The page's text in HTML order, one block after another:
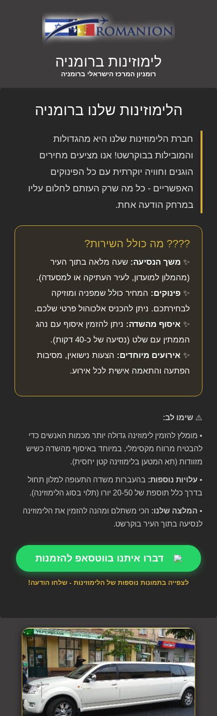
לימוזינות ברומניה
רומניון המרכז הישראלי ברומניה
הלימוזינות שלנו ברומניה
חברת הלימוזינות שלנו היא מהגדולות
והמובילות בבוקרשט! אנו מציעים מחירים
הוגנים וחוויה יוקרתית עם כל הפינוקים
האפשריים - כל מה שרק העזתם לחלום עליו
במרחק הודעה אחת.
???? מה כולל השירות?
✨ משך הנסיעה: שעה מלאה בתוך העיר
(מהמלון למועדון, לעיר העתיקה או למסעדה).
✨ פינוקים: המחיר כולל שמפניה ומוזיקה
לבחירתכם. ניתן להכניס אלכוהול פרטי שלכם.
✨ איסוף מהשדה: ניתן להזמין איסוף עם נהג
הממתין עם שלט (נסיעה של כ-40 דקות).
✨ אירועים מיוחדים: הצעות נישואין, מסיבות
הפתעה והתאמה אישית לכל אירוע.
⚠️ שימו לב:
• מומלץ להזמין לימוזינה גדולה יותר מכמות האנשים כדי
להבטיח מרווח מקסימלי, במיוחד באיסוף מהשדה כשיש
מזוודות (תא המטען בלימוזינה קטן יחסית).
• עלויות נוספות: בהעברות משדה התעופה למלון תחול
בדרך כלל תוספת של 20-50 יורו (תלוי בסוג הלימוזינה).
• המלצה שלנו: הכי משתלם ומהנה להזמין את הלימוזינה
לנסיעה בתוך העיר בוקרשט.
דברו איתנו בווטסאפ להזמנות
לצפייה בתמונות נוספות של הלימוזינות - שלחו הודעה!